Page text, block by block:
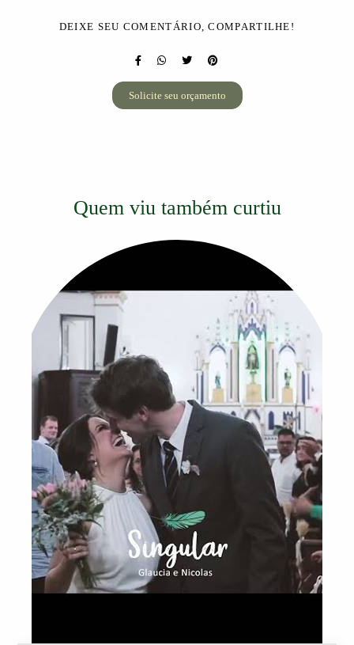
DEIXE SEU COMENTÁRIO, COMPARTILHE!
Solicite seu orçamento
Quem viu também curtiu